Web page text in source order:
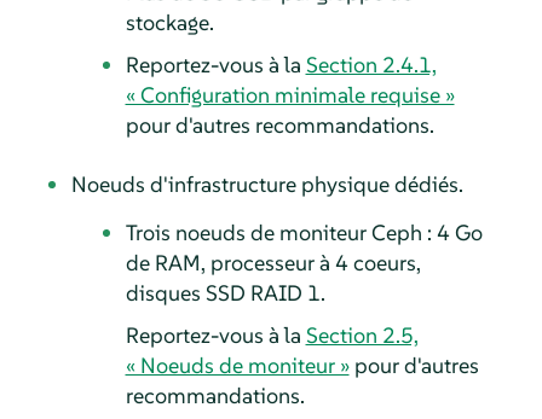
stockage.
Reportez-vous à la Section 2.4.1,
« Configuration minimale requise »
pour d'autres recommandations.
Noeuds d'infrastructure physique dédiés.
Trois noeuds de moniteur Ceph : 4 Go
de RAM, processeur à 4 coeurs,
disques SSD RAID 1.
Reportez-vous à la Section 2.5,
« Noeuds de moniteur »pour d'autres
recommandations.